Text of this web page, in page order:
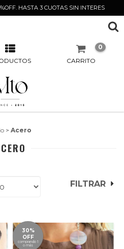
HASTA 3 CUOTAS SIN INTERES
CARRITO
0
> Acero
FILTRAR
30%
OFF
comprando 1
o más